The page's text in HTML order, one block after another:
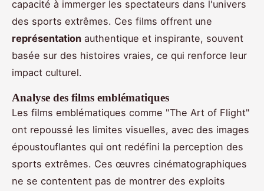
capacité à immerger les spectateurs dans l'univers
des sports extrêmes. Ces films offrent une
représentation authentique et inspirante, souvent
basée sur des histoires vraies, ce qui renforce leur
impact culturel.
Analyse des films emblématiques
Les films emblématiques comme "The Art of Flight"
ont repoussé les limites visuelles, avec des images
époustouflantes qui ont redéfini la perception des
sports extrêmes. Ces œuvres cinématographiques
ne se contentent pas de montrer des exploits